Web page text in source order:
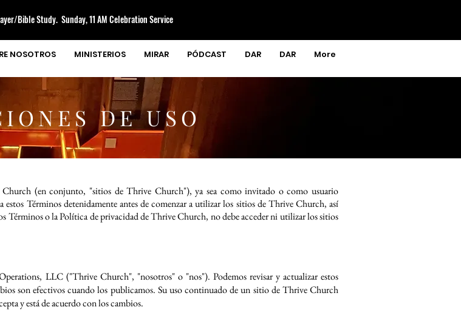
Bible Study. Sunday, 11 AM Celebration Service
NOSOTROS MINISTERIOS MIRAR PÓDCAST DAR DAR More
DE USO
(en conjunto, "sitios de Thrive Church"), ya sea como invitado o como usuario
estos Términos detenidamente antes de comenzar a utilizar los sitios de Thrive Church, así
Términos o la Política de privacidad de Thrive Church, no debe acceder ni utilizar los sitios
LLC ("Thrive Church", "nosotros" o "nos"). Podemos revisar y actualizar estos
son efectivos cuando los publicamos. Su uso continuado de un sitio de Thrive Church
y está de acuerdo con los cambios.